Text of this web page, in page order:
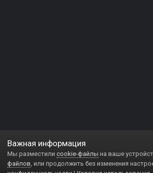
Важная информация
Мы разместили cookie-файлы на ваше
файлов, или продолжить без изменения